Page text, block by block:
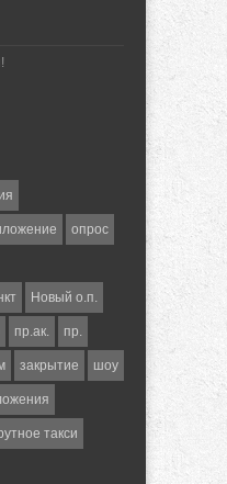
опрос
Новый о.п.
пр.ак. пр.
закрытие шоу
такси